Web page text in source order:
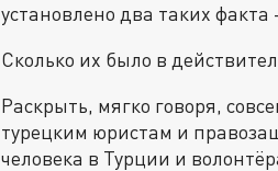
установлено два таких
Сколько их было в
Раскрыть, мягко говоря,
турецким юристам и
человека в Турции и